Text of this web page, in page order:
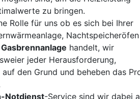
zu bringen.
Rolle für uns ob es sich bei Ihrer
Nachtspeicheröfen
handelt, wir
jeder Herausforderung,
den Grund und beheben das
Notdienst-Service sind wir dabei